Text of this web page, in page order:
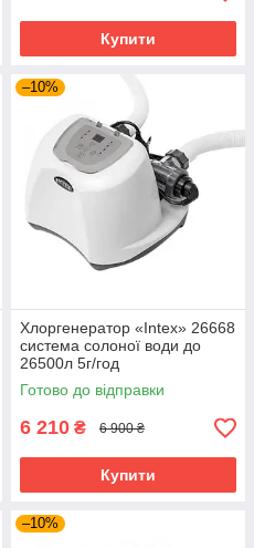
Купити
–10%
Хлоргенератор «Intex» 26668
система солоної води до
26500л 5г/год
Готово до відправки
6 210 ₴ 6 900 ₴
Купити
–10%